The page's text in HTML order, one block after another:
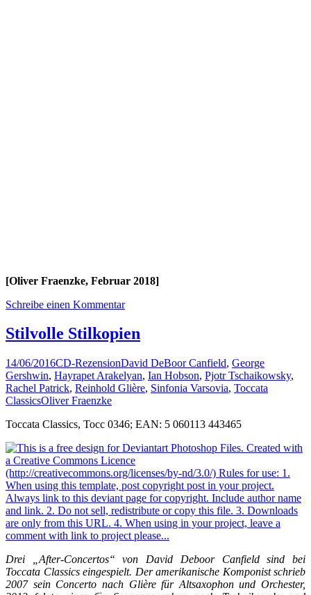
[Oliver Fraenzke, Februar 2018]
Schreibe einen Kommentar
Stilvolle Stilkopien
14/06/2016CD-RezensionDavid DeBoor Canfield, George
Gershwin, Hayrapet Arakelyan, Ian Hobson, Pjotr Tschaikowsky,
Rachel Patrick, Reinhold Glière, Sinfonia Varsovia, Toccata
ClassicsOliver Fraenzke
Toccata Classics, Tocc 0346; EAN: 5 060113 443465
Drei „After-Concertos“ von David Deboor Canfield sind bei
Toccata Classics eingespielt. Der amerikanische Komponist schrieb
2007 sein Concerto nach Glière für Altsaxophon und Orchester,